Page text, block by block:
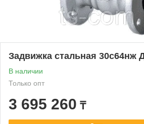
Задвижка стальная 30с64нж
В наличии
Только опт
3 695 260 ₸